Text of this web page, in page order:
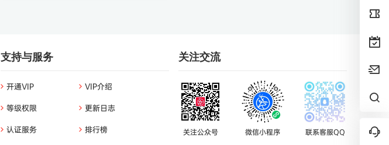
支持与服务
开通VIP VIP介绍
等级权限 更新日志
认证服务 排行榜
关注交流
关注公众号 微信小程序 联系客服QQ